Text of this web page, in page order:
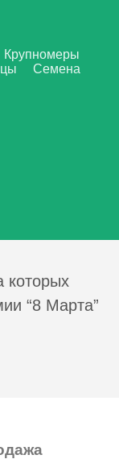
Крупномеры
Семена
которых
“8 Марта”